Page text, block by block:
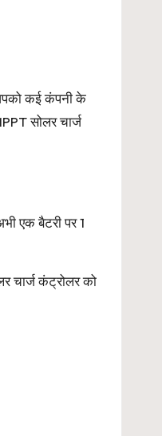
कई कंपनी के
सोलर चार्ज
एक बैटरी पर 1
चार्ज कंट्रोलर को